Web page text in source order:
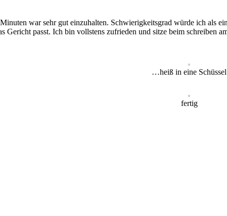
war sehr gut einzuhalten. Schwierigkeitsgrad würde ich als
passt. Ich bin vollstens zufrieden und sitze beim schreiben
…heiß in eine Schüssel
fertig